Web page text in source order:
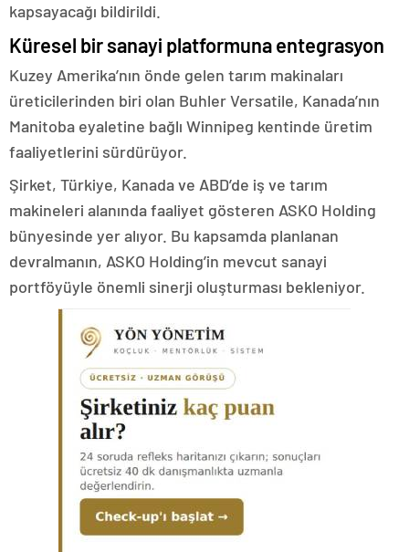
kapsayacağı bildirildi.
Küresel bir sanayi platformuna entegrasyon
Kuzey Amerika’nın önde gelen tarım makinaları
üreticilerinden biri olan Buhler Versatile, Kanada’nın
Manitoba eyaletine bağlı Winnipeg kentinde üretim
faaliyetlerini sürdürüyor.
Şirket, Türkiye, Kanada ve ABD’de iş ve tarım
makineleri alanında faaliyet gösteren ASKO Holding
bünyesinde yer alıyor. Bu kapsamda planlanan
devralmanın, ASKO Holding’in mevcut sanayi
portföyüyle önemli sinerji oluşturması bekleniyor.